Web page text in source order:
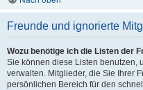
Freunde und ignorierte
Wozu benötige ich die Listen der
Sie können diese Listen benutzen,
verwalten. Mitglieder, die Sie Ihrer
persönlichen Bereich für den